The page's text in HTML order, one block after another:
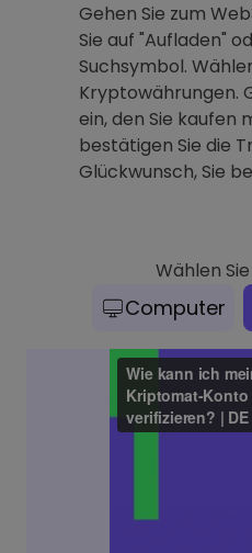
Gehen Sie zum
Sie auf "Aufladen"
Suchsymbol.
Kryptowährungen.
ein, den Sie kaufen
bestätigen Sie die
Glückwunsch, Sie
Wählen
Computer